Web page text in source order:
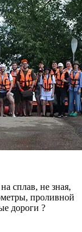
сплав, не зная,
проливной
дороги ?